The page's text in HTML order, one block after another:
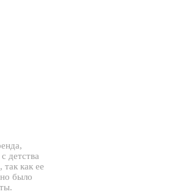
детства
как ее
было